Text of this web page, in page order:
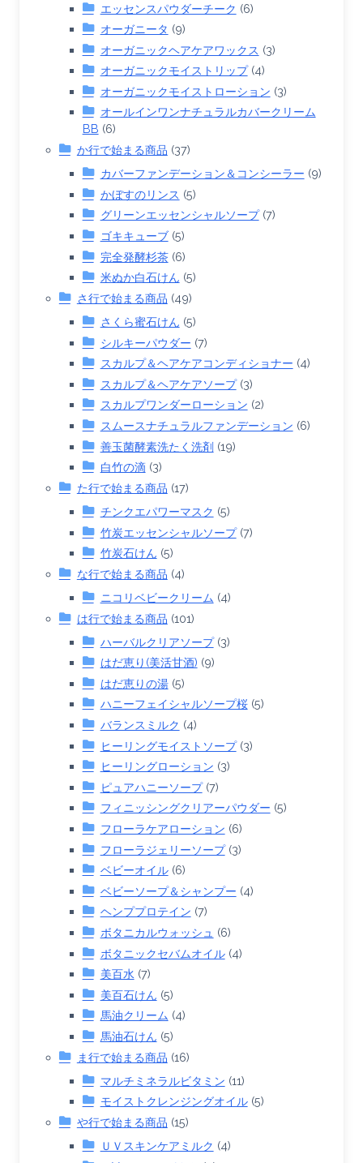
エッセンスパウダーチーク (6)
オーガニータ (9)
オーガニックヘアケアワックス (3)
オーガニックモイストリップ(4)
オーガニックモイストローション (3)
オールインワンナチュラルカバークリーム
BB (6)
か行で始まる商品 (37)
カバーファンデーション＆コンシーラー (9)
かぼすのリンス (5)
グリーンエッセンシャルソープ(7)
ゴキキューブ(5)
完全発酵杉茶(6)
米ぬか白石けん (5)
さ行で始まる商品 (49)
さくら蜜石けん (5)
シルキーパウダー (7)
スカルプ＆ヘアケアコンディショナー (4)
スカルプ＆ヘアケアソープ(3)
スカルプワンダーローション (2)
スムースナチュラルファンデーション (6)
善玉菌酵素洗たく洗剤(19)
白竹の滴(3)
た行で始まる商品 (17)
チンクエパワーマスク (5)
竹炭エッセンシャルソープ(7)
竹炭石けん (5)
な行で始まる商品 (4)
ニコリベビークリーム (4)
は行で始まる商品 (101)
ハーバルクリアソープ(3)
はだ恵り(美活甘酒) (9)
はだ恵りの湯(5)
ハニーフェイシャルソープ桜(5)
バランスミルク (4)
ヒーリングモイストソープ(3)
ヒーリングローション (3)
ピュアハニーソープ(7)
フィニッシングクリアーパウダー (5)
フローラケアローション (6)
フローラジェリーソープ(3)
ベビーオイル(6)
ベビーソープ＆シャンプー (4)
ヘンププロテイン (7)
ボタニカルウォッシュ (6)
ボタニックセバムオイル(4)
美百水 (7)
美百石けん (5)
馬油クリーム (4)
馬油石けん (5)
ま行で始まる商品 (16)
マルチミネラルビタミン (11)
モイストクレンジングオイル(5)
や行で始まる商品 (15)
ＵＶスキンケアミルク (4)